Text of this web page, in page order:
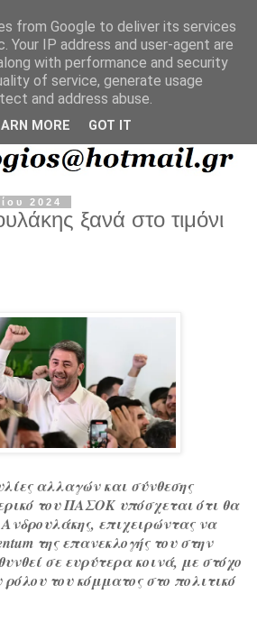
2024
ξανά στο τιμόνι
αλλαγών και σύνθεσης
του ΠΑΣΟΚ υπόσχεται ότι θα
, επιχειρώντας να
της επανεκλογής του στην
σε ευρύτερα κοινά, με στόχο
του κόμματος στο πολιτικό
from Google to deliver its services
Your IP address and user-agent are
with performance and security
of service, generate usage
and address abuse.
MORE GOT IT